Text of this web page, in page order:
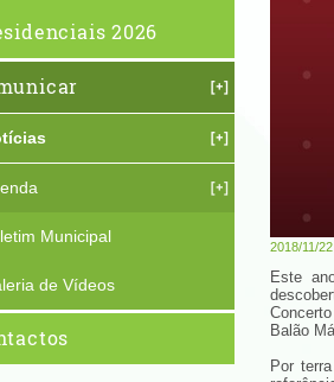
2026
Municipal
de Vídeos
2018/11/22
Este
Balão
Por